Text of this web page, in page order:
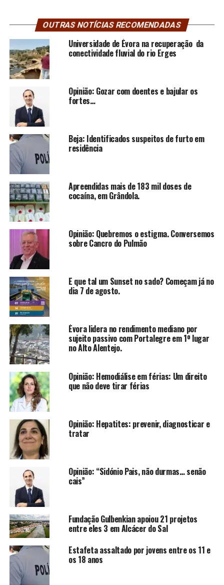
OUTRAS NOTÍCIAS RECOMENDADAS
Universidade de Évora na recuperação da
conectividade fluvial do rio Erges
Opinião: Gozar com doentes e bajular os
fortes…
Beja: Identificados suspeitos de furto em
residência
Apreendidas mais de 183 mil doses de
cocaína, em Grândola.
Opinião: Quebremos o estigma. Conversemos
sobre Cancro do Pulmão
E que tal um Sunset no sado? Começam já no
dia 7 de agosto.
Évora lidera no rendimento mediano por
sujeito passivo com Portalegre em 1º lugar
no Alto Alentejo.
Opinião: Hemodiálise em férias: Um direito
que não deve tirar férias
Opinião: Hepatites: prevenir, diagnosticar e
tratar
Opinião: “Sidónio Pais, não durmas… senão
cais”
Fundação Gulbenkian apoiou 21 projetos
entre eles 3 em Alcácer do Sal
Estafeta assaltado por jovens entre os 11 e
os 18 anos